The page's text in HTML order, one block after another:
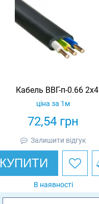
Кабель ВВГ-п-0.66 2х4
72,54 грн
ціна за 1м
Залишити відгук
КУПИТИ
В наявності